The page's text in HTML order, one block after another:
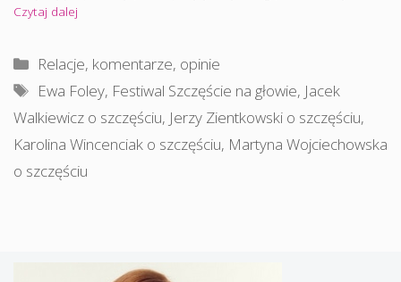
Czytaj dalej
Kategorie
Relacje, komentarze, opinie
Tagi
Ewa Foley, Festiwal Szczęście na głowie, Jacek
Walkiewicz o szczęściu, Jerzy Zientkowski o szczęściu,
Karolina Wincenciak o szczęściu, Martyna Wojciechowska
o szczęściu